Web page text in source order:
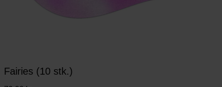
Fairies (10 stk.)